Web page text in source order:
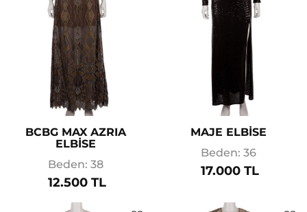
BCBG MAX AZRIA
ELBİSE
Beden: 38
12.500 TL
MAJE ELBİSE
Beden: 36
17.000 TL